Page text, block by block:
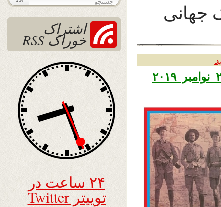
جهانی
تاریخ نشر یکشنبه سوم قوس ۱۳۹۸ – ۲۴ نوامبر ۲۰۱۹
اشتراک
خوراک RSS
۲۴ ساعت در
توییتر Twitter